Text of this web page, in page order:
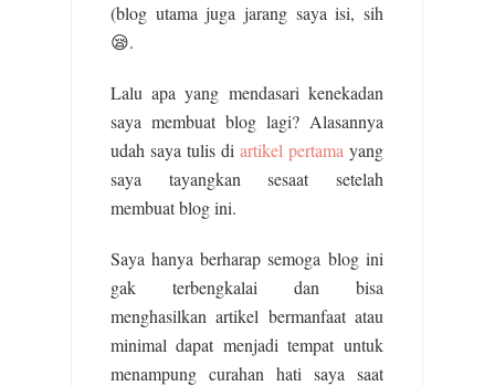
(blog utama juga jarang saya isi, sih
😪.
Lalu apa yang mendasari kenekadan
saya membuat blog lagi? Alasannya
udah saya tulis di artikel pertama yang
saya tayangkan sesaat setelah
membuat blog ini.
Saya hanya berharap semoga blog ini
gak terbengkalai dan bisa
menghasilkan artikel bermanfaat atau
minimal dapat menjadi tempat untuk
menampung curahan hati saya saat